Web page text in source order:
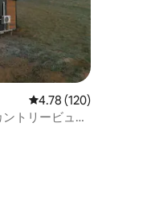
評価
レビュー120件、5つ
4.78 (120)
トリービュー